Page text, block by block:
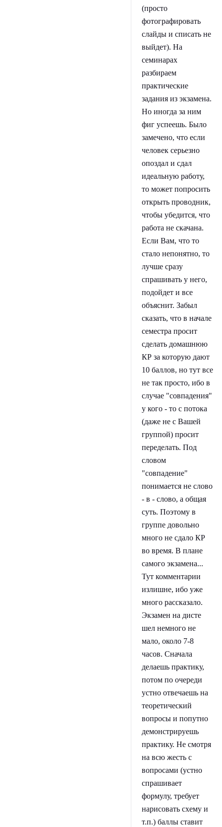
(просто
фотографировать
слайды и списать не
выйдет). На
семинарах
разбираем
практические
задания из экзамена.
Но иногда за ним
фиг успеешь. Было
замечено, что если
человек серьезно
опоздал и сдал
идеальную работу,
то может попросить
открыть проводник,
чтобы убедится, что
работа не скачана.
Если Вам, что то
стало непонятно, то
лучше сразу
спрашивать у него,
подойдет и все
объяснит. Забыл
сказать, что в начале
семестра просит
сделать домашнюю
КР за которую дают
10 баллов, но тут все
не так просто, ибо в
случае "совпадения"
у кого - то с потока
(даже не с Вашей
группой) просит
переделать. Под
словом
"совпадение"
понимается не слово
- в - слово, а общая
суть. Поэтому в
группе довольно
много не сдало КР
во время. В плане
самого экзамена...
Тут комментарии
излишне, ибо уже
много рассказало.
Экзамен на дисте
шел немного не
мало, около 7-8
часов. Сначала
делаешь практику,
потом по очереди
устно отвечаешь на
теоретический
вопросы и попутно
демонстрируешь
практику. Не смотря
на всю жесть с
вопросами (устно
спрашивает
формулу, требует
нарисовать схему и
т.п.) баллы ставит